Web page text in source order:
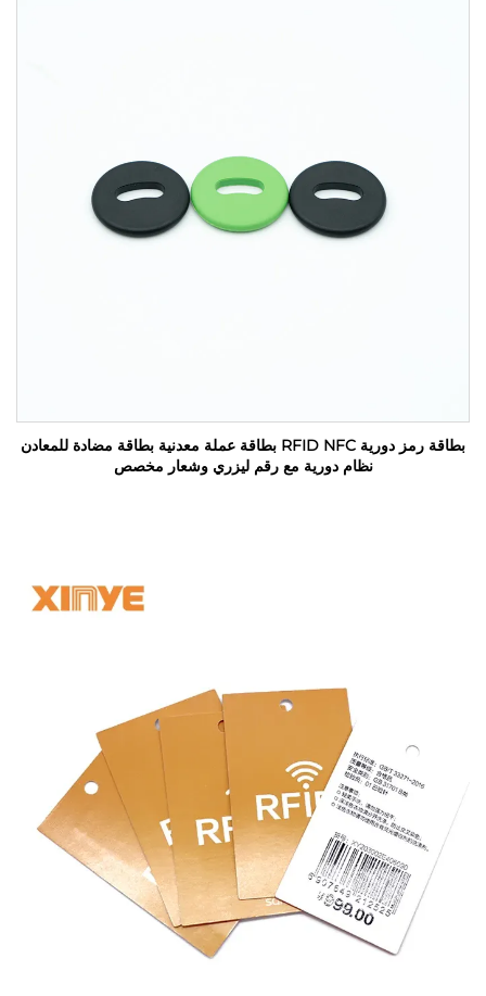
بطاقة رمز دورية RFID NFC بطاقة عملة معدنية بطاقة مضادة للمعادن
نظام دورية مع رقم ليزري وشعار مخصص